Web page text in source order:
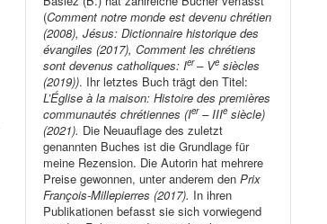
(Comment notre monde est devenu chrétien
(2008), Jésus: Dictionnaire historique des
évangiles (2017), Comment les chrétiens
sont devenus catholiques: Ier– Ve siècles
(2019)). Ihr letztes Buch trägt den Titel:
L’Église à la maison: Histoire des premières
communautés chrétiennes (Ier– IIIe siècle)
(2021). Die Neuauflage des zuletzt
genannten Buches ist die Grundlage für
meine Rezension. Die Autorin hat mehrere
Preise gewonnen, unter anderem denPrix
François-Millepierres (2017). In ihren
Publikationen befasst sie sich vorwiegend